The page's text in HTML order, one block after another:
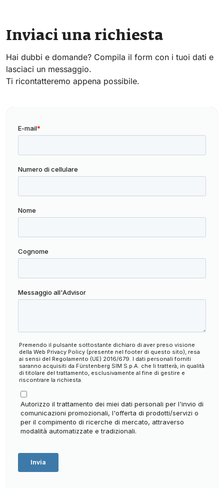
Inviaci una richiesta
Hai dubbi e domande? Compila il form con i tuoi dati e
lasciaci un messaggio.
Ti ricontatteremo appena possibile.